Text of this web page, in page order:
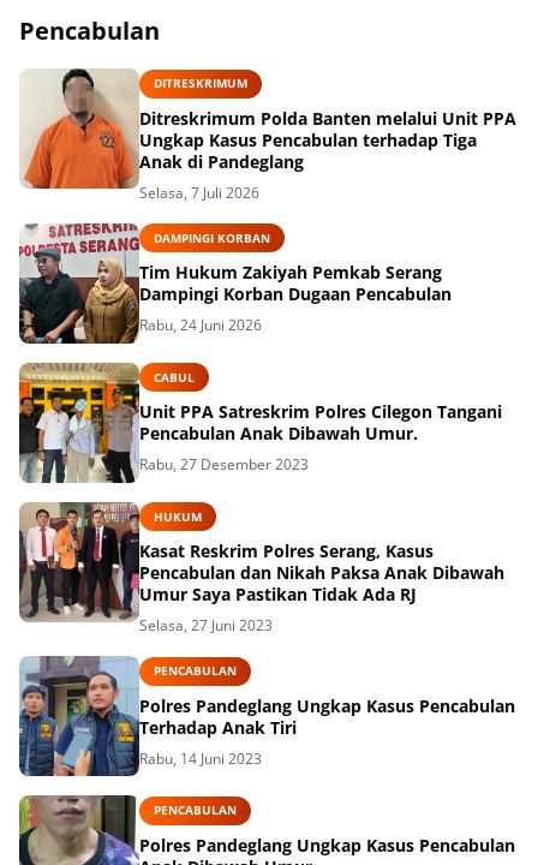
Pencabulan
DITRESKRIMUM
Ditreskrimum Polda Banten melalui Unit PPA
Ungkap Kasus Pencabulan terhadap Tiga
Anak di Pandeglang
Selasa, 7 Juli 2026
DAMPINGI KORBAN
Tim Hukum Zakiyah Pemkab Serang
Dampingi Korban Dugaan Pencabulan
Rabu, 24 Juni 2026
CABUL
Unit PPA Satreskrim Polres Cilegon Tangani
Pencabulan Anak Dibawah Umur.
Rabu, 27 Desember 2023
HUKUM
Kasat Reskrim Polres Serang, Kasus
Pencabulan dan Nikah Paksa Anak Dibawah
Umur Saya Pastikan Tidak Ada RJ
Selasa, 27 Juni 2023
PENCABULAN
Polres Pandeglang Ungkap Kasus Pencabulan
Terhadap Anak Tiri
Rabu, 14 Juni 2023
PENCABULAN
Polres Pandeglang Ungkap Kasus Pencabulan